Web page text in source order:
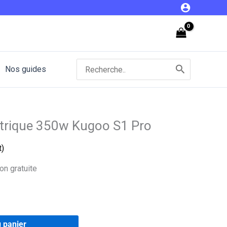
Nos guides
for:
350w Kugoo S1 Pro
gratuite
panier
S1